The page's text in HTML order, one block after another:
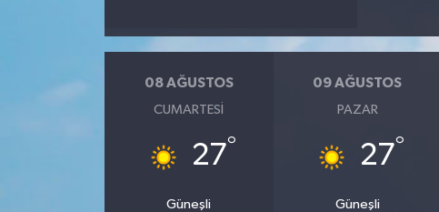
08 AĞUSTOS
CUMARTESI
27°
Güneşli
09 AĞUSTOS
PAZAR
27°
Güneşli